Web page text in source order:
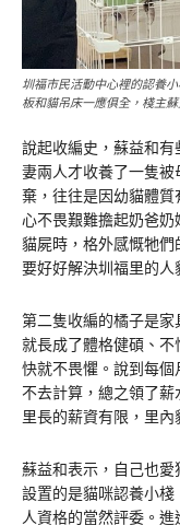
圳福市民活動中心裡的認養
板和貓吊床一應俱全，棧主
說起收編史，蘇益和
妻兩人才收養了一隻
棄，往往是因幼貓體
心不畏艱難擔起奶爸
貓屍時，格外感慨牠
要好好解決圳福里的人
第二隻收編的橘子是
就長成了體格健碩、
快就不畏懼。說到每
不去計算，總之領了
里長的薪資有限，里內
蘇益和表示，自己也
設置的是貓咪認養小
人資格的當然評委。